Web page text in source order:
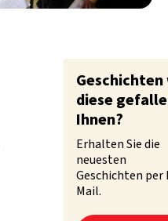
diese
Ihnen?
Erhalten Sie die
neuesten
Geschichten per
Mail.